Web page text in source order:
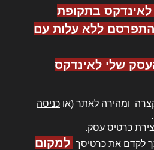
בתקופת
ללא עלות עם
שלי לאינדקס
ומהירה לאתר (או כניסה
כרטיס עסק.
לקדם את כרטיסך למקום